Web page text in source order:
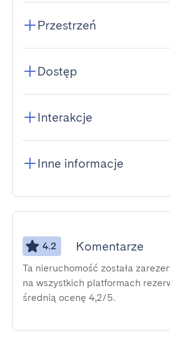
Przestrzeń
Dostęp
Interakcje
Inne informacje
4.2 Komentarze
Ta nieruchomość została
na wszystkich platformach
średnią ocenę 4,2/5.